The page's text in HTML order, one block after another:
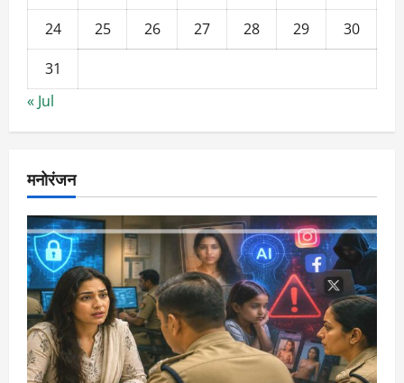
24
25 26 27 28 29
30
31
« Jul
मनोरंजन